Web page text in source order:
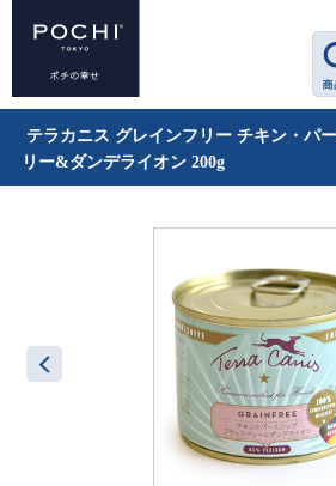
テラカニス グレインフリー チキン・パ
リー&ダンデライオン 200g